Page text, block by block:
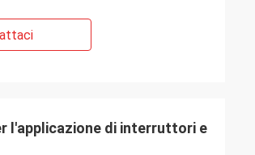
l'applicazione di interruttori e